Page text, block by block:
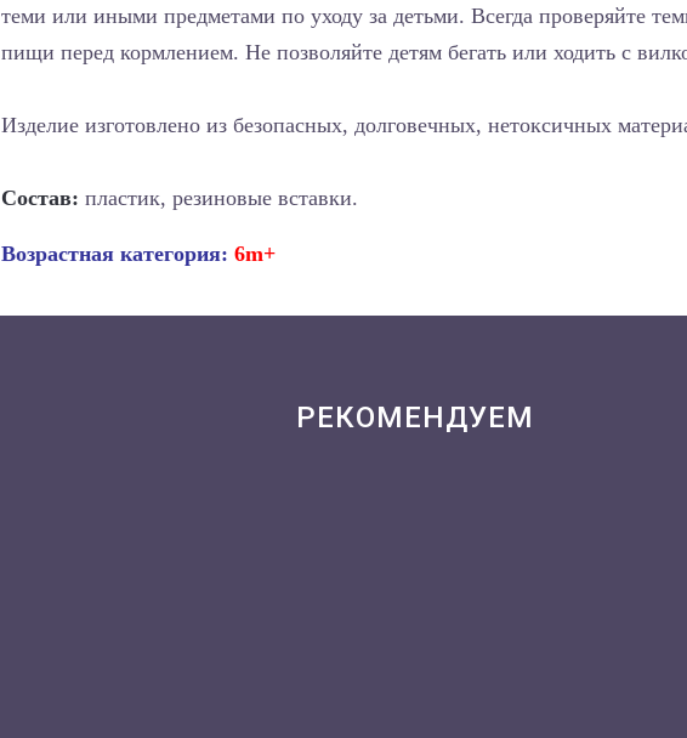
теми или иными предметами по уходу за детьми. Всегда проверяйте
пищи перед кормлением. Не позволяйте детям бегать или ходить с
Изделие изготовлено из безопасных, долговечных, нетоксичных
Состав:пластик, резиновые вставки.
Возрастная категория:6m+
РЕКОМЕНДУЕМ